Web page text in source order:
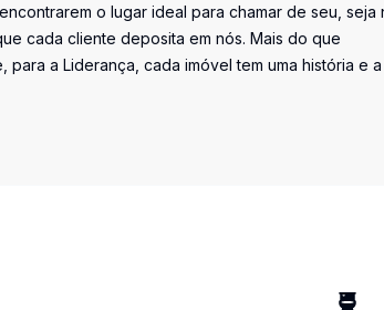
o lugar ideal para chamar de seu, seja
cada cliente deposita em nós. Mais do que
a Liderança, cada imóvel tem uma história e